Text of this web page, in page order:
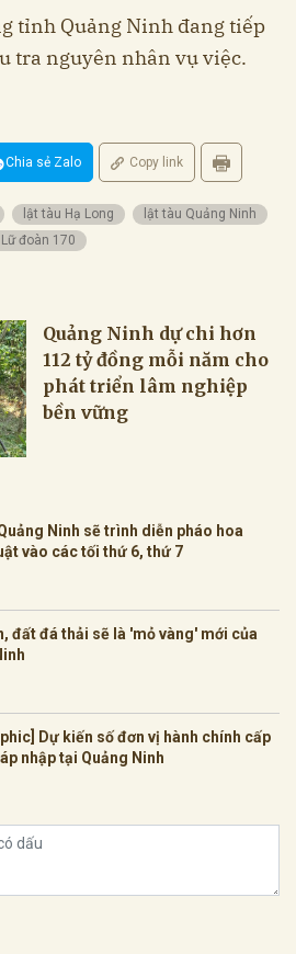
tỉnh Quảng Ninh đang tiếp
tra nguyên nhân vụ việc.
Chia sẻ Zalo Copy link
lật tàu Hạ Long
lật tàu Quảng Ninh
Lữ đoàn 170
Quảng Ninh dự chi hơn
112 tỷ đồng mỗi năm cho
phát triển lâm nghiệp
bền vững
Ninh sẽ trình diễn pháo hoa
vào các tối thứ 6, thứ 7
đất đá thải sẽ là 'mỏ vàng' mới của
Dự kiến số đơn vị hành chính cấp
nhập tại Quảng Ninh